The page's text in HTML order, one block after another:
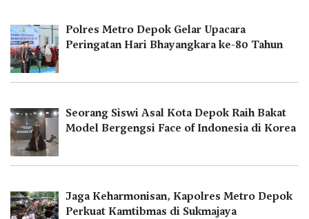
Polres Metro Depok Gelar Upacara
Peringatan Hari Bhayangkara ke-80 Tahun
Seorang Siswi Asal Kota Depok Raih Bakat
Model Bergengsi Face of Indonesia di Korea
Jaga Keharmonisan, Kapolres Metro Depok
Perkuat Kamtibmas di Sukmajaya